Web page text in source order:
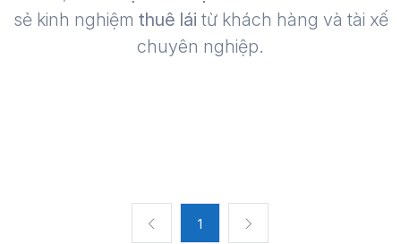
sẻ kinh nghiệm thuê lái từ khách hàng và tài xế
chuyên nghiệp.
1